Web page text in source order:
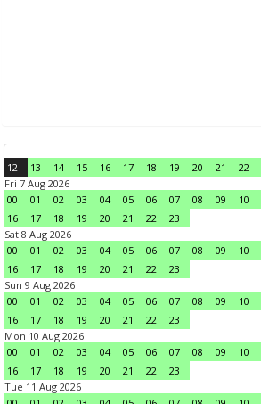
12 13 14 15 16 17 18 19 20 21 22
Fri 7 Aug 2026
00
01 02 03 04 05 06 07 08 09 10
16
17 18 19 20 21 22
23
Sat 8 Aug 2026
00
01 02 03 04 05 06 07 08 09 10
16
17 18 19 20 21 22
23
Sun 9 Aug 2026
00
01 02 03 04 05 06 07 08 09 10
16
17 18 19 20 21 22
23
Mon 10 Aug 2026
00
01 02 03 04 05 06 07 08 09 10
16
17 18 19 20 21 22
23
Tue 11 Aug 2026